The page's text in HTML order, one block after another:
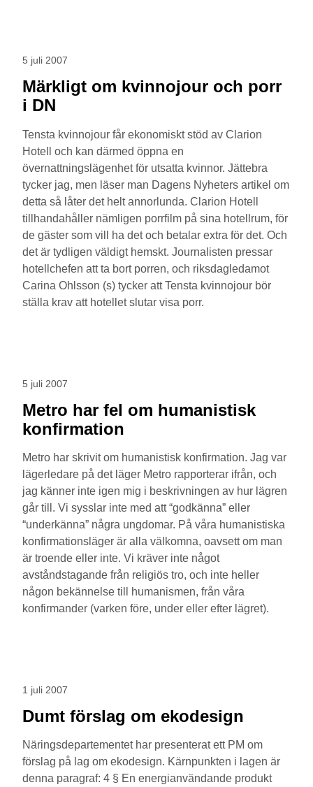
5 juli 2007
Märkligt om kvinnojour och porr
i DN
Tensta kvinnojour får ekonomiskt stöd av Clarion
Hotell och kan därmed öppna en
övernattningslägenhet för utsatta kvinnor. Jättebra
tycker jag, men läser man Dagens Nyheters artikel om
detta så låter det helt annorlunda. Clarion Hotell
tillhandahåller nämligen porrfilm på sina hotellrum, för
de gäster som vill ha det och betalar extra för det. Och
det är tydligen väldigt hemskt. Journalisten pressar
hotellchefen att ta bort porren, och riksdagledamot
Carina Ohlsson (s) tycker att Tensta kvinnojour bör
ställa krav att hotellet slutar visa porr.
5 juli 2007
Metro har fel om humanistisk
konfirmation
Metro har skrivit om humanistisk konfirmation. Jag var
lägerledare på det läger Metro rapporterar ifrån, och
jag känner inte igen mig i beskrivningen av hur lägren
går till. Vi sysslar inte med att “godkänna” eller
“underkänna” några ungdomar. På våra humanistiska
konfirmationsläger är alla välkomna, oavsett om man
är troende eller inte. Vi kräver inte något
avståndstagande från religiös tro, och inte heller
någon bekännelse till humanismen, från våra
konfirmander (varken före, under eller efter lägret).
1 juli 2007
Dumt förslag om ekodesign
Näringsdepartementet har presenterat ett PM om
förslag på lag om ekodesign. Kärnpunkten i lagen är
denna paragraf: 4 § En energianvändande produkt